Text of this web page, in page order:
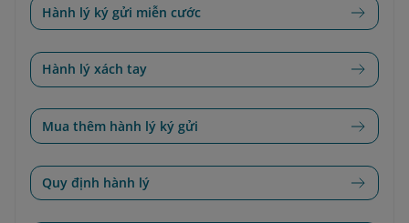
Hành lý ký gửi miễn cước
Hành lý xách tay
Mua thêm hành lý ký gửi
Quy định hành lý